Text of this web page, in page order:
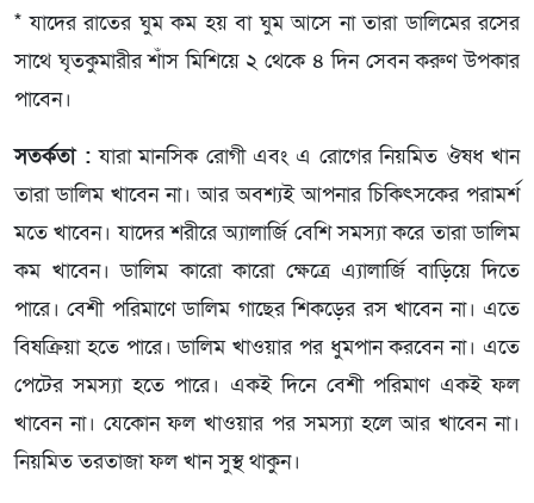
* যাদের রাতের ঘুম কম হয় বা ঘুম আসে না তারা ডালিমের রসের
সাথে ঘৃতকুমারীর শাঁস মিশিয়ে ২ থেকে ৪ দিন সেবন করুণ উপকার
পাবেন।
সতর্কতা : যারা মানসিক রোগী এবং এ রোগের নিয়মিত ঔষধ খান
তারা ডালিম খাবেন না। আর অবশ্যই আপনার চিকিৎসকের পরামর্শ
মতে খাবেন। যাদের শরীরে অ্যালার্জি বেশি সমস্যা করে তারা ডালিম
কম খাবেন। ডালিম কারো কারো ক্ষেত্রে এ্যালার্জি বাড়িয়ে দিতে
পারে। বেশী পরিমাণে ডালিম গাছের শিকড়ের রস খাবেন না। এতে
বিষক্রিয়া হতে পারে। ডালিম খাওয়ার পর ধুমপান করবেন না। এতে
পেটের সমস্যা হতে পারে। একই দিনে বেশী পরিমাণ একই ফল
খাবেন না। যেকোন ফল খাওয়ার পর সমস্যা হলে আর খাবেন না।
নিয়মিত তরতাজা ফল খান সুস্থ থাকুন।